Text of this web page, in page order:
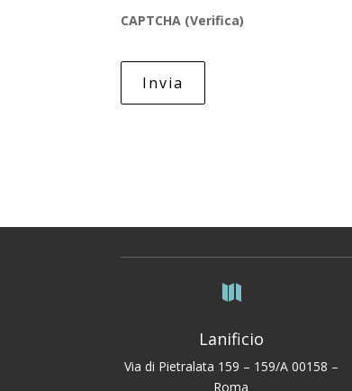
CAPTCHA (Verifica)

Lanificio
Via di Pietralata 159 – 159/A 00158 –
Roma